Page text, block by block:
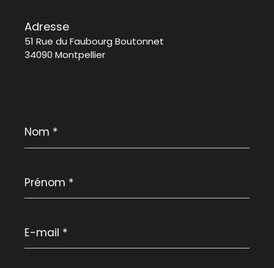
Adresse
51 Rue du Faubourg Boutonnet
34090 Montpellier
*
*
mail
*